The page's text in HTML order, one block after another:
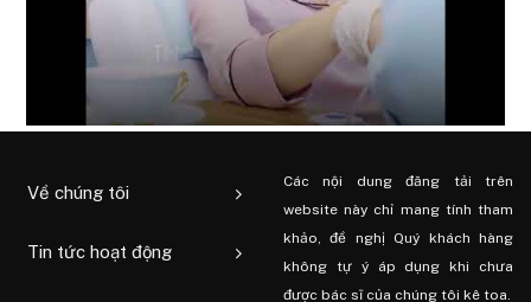
Về chúng tôi
Tin tức hoạt động
Các nội dung đăng tải trên
website này chỉ mang tính tham
khảo, đề nghị Quý khách hàng
không tự ý áp dụng khi chưa
được bác sĩ của chúng tôi kê toa.